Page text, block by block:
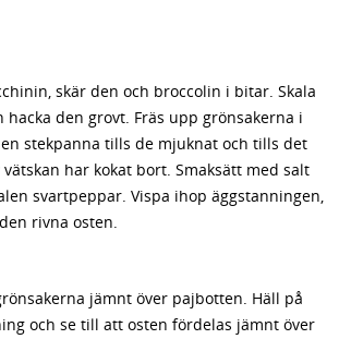
skär den och broccolin i bitar. Skala
hacka den grovt. Fräs upp grönsakerna i
stekpanna tills de mjuknat och tills det
vätskan har kokat bort. Smaksätt med salt
svartpeppar. Vispa ihop äggstanningen,
rivna osten.
jämnt över pajbotten. Häll på
och se till att osten fördelas jämnt över